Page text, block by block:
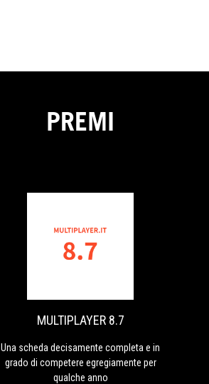
PREMI
MULTIPLAYER 8.7
Una scheda decisamente completa e in
grado di competere egregiamente per
qualche anno